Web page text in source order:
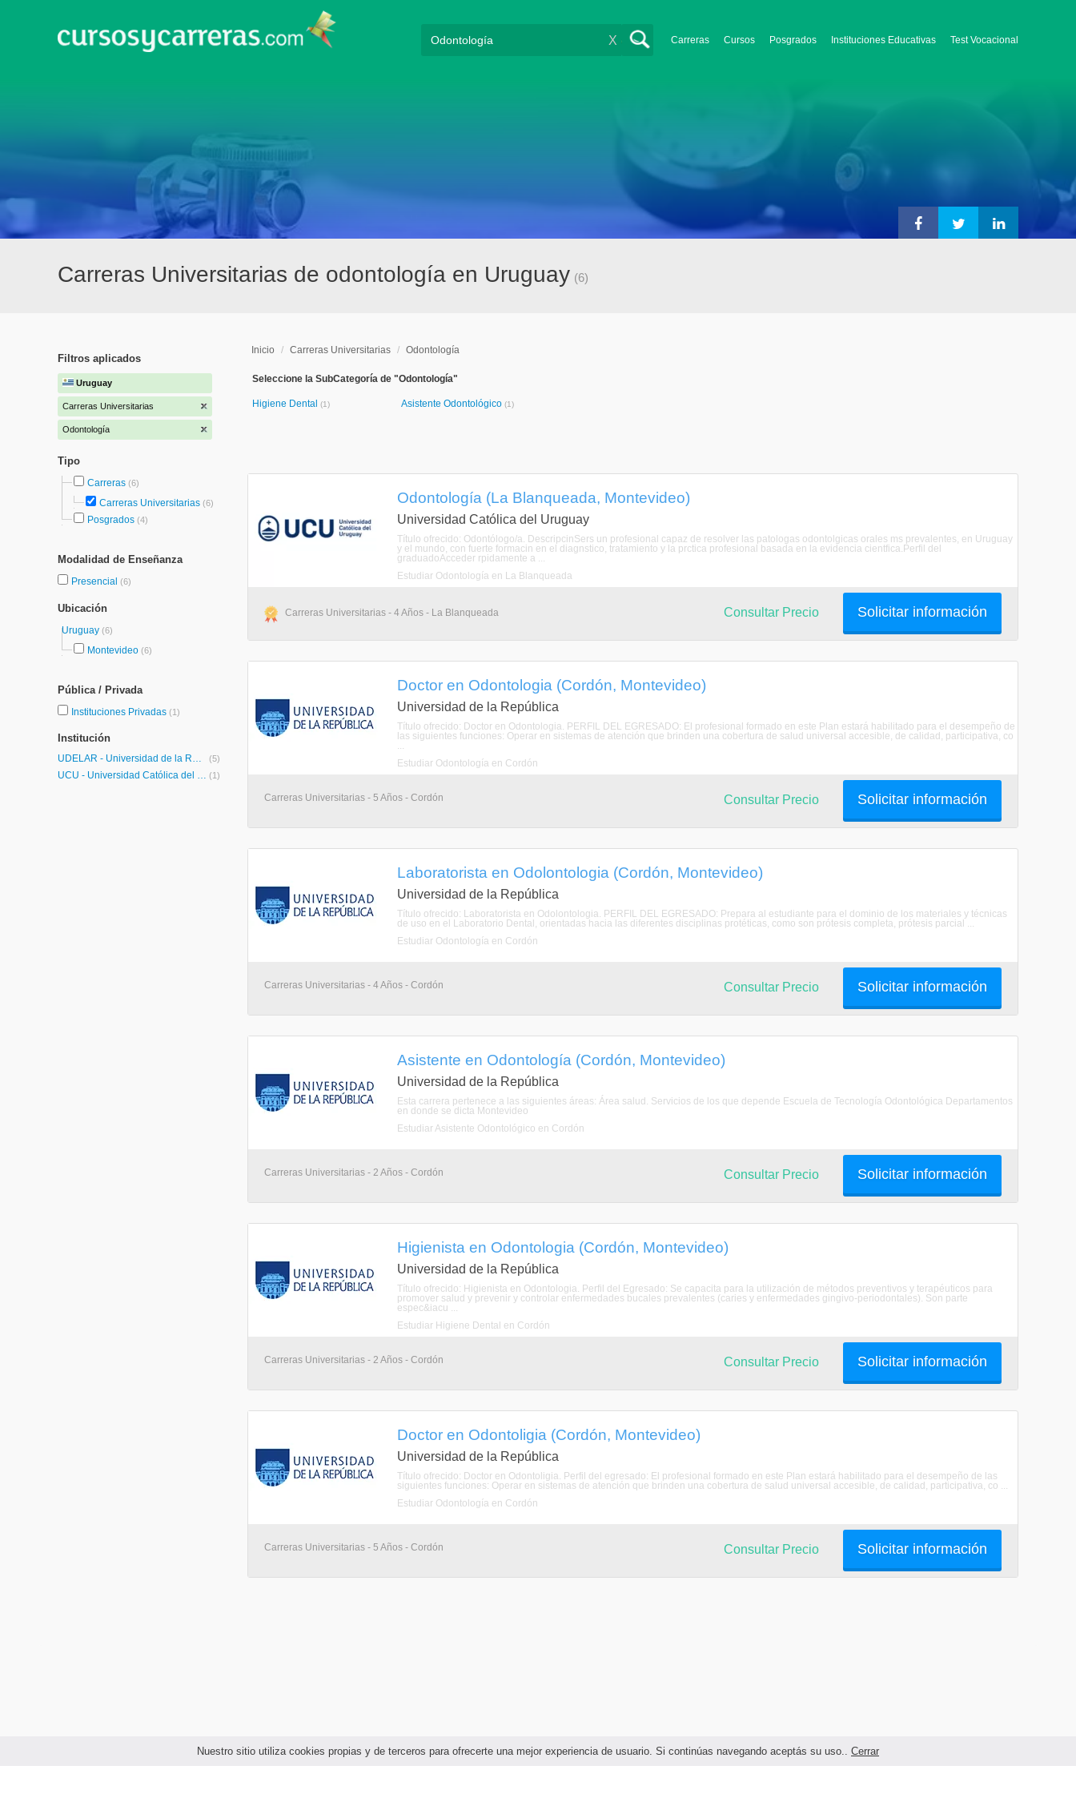
Nuestro sitio utiliza cookies propias y de terceros para ofrecerte una mejor experiencia de usuario. Si continúas navegando aceptás su uso.. Cerrar
Carreras Cursos Posgrados Instituciones Educativas Test Vocacional
X
Carreras Universitarias de odontología en Uruguay (6)
Filtros aplicados
Uruguay
Carreras Universitarias
Odontología
Tipo
Carreras (6)
Carreras Universitarias (6)
Posgrados (4)
Modalidad de Enseñanza
Presencial (6)
Ubicación
Uruguay (6)
Montevideo (6)
Pública / Privada
Instituciones Privadas (1)
Institución
UDELAR - Universidad de la República (5)
UCU - Universidad Católica del Uruguay (1)
Inicio / Carreras Universitarias / Odontología
Seleccione la SubCategoría de "Odontología"
Higiene Dental (1) Asistente Odontológico (1)
Odontología (La Blanqueada, Montevideo)
Universidad Católica del Uruguay
Título ofrecido: Odontólogo/a. DescripcinSers un profesional capaz de resolver las patologas odontolgicas orales ms prevalentes, en Uruguay
y el mundo, con fuerte formacin en el diagnstico, tratamiento y la prctica profesional basada en la evidencia cientfica.Perfil del
graduadoAcceder rpidamente a ...
Estudiar Odontología en La Blanqueada
Carreras Universitarias - 4 Años - La Blanqueada Solicitar información
Consultar Precio
Doctor en Odontologia (Cordón, Montevideo)
Universidad de la República
Título ofrecido: Doctor en Odontologia. PERFIL DEL EGRESADO: El profesional formado en este Plan estará habilitado para el desempeño de
las siguientes funciones: Operar en sistemas de atención que brinden una cobertura de salud universal accesible, de calidad, participativa, co
...
Estudiar Odontología en Cordón
Carreras Universitarias - 5 Años - Cordón Solicitar información
Consultar Precio
Laboratorista en Odolontologia (Cordón, Montevideo)
Universidad de la República
Título ofrecido: Laboratorista en Odolontologia. PERFIL DEL EGRESADO: Prepara al estudiante para el dominio de los materiales y técnicas
de uso en el Laboratorio Dental, orientadas hacia las diferentes disciplinas protéticas, como son prótesis completa, prótesis parcial ...
Estudiar Odontología en Cordón
Carreras Universitarias - 4 Años - Cordón Solicitar información
Consultar Precio
Asistente en Odontología (Cordón, Montevideo)
Universidad de la República
Esta carrera pertenece a las siguientes áreas: Área salud. Servicios de los que depende Escuela de Tecnología Odontológica Departamentos
en donde se dicta Montevideo
Estudiar Asistente Odontológico en Cordón
Carreras Universitarias - 2 Años - Cordón Solicitar información
Consultar Precio
Higienista en Odontologia (Cordón, Montevideo)
Universidad de la República
Título ofrecido: Higienista en Odontologia. Perfil del Egresado: Se capacita para la utilización de métodos preventivos y terapéuticos para
promover salud y prevenir y controlar enfermedades bucales prevalentes (caries y enfermedades gingivo-periodontales). Son parte
espec&iacu ...
Estudiar Higiene Dental en Cordón
Carreras Universitarias - 2 Años - Cordón Solicitar información
Consultar Precio
Doctor en Odontoligia (Cordón, Montevideo)
Universidad de la República
Título ofrecido: Doctor en Odontoligia. Perfil del egresado: El profesional formado en este Plan estará habilitado para el desempeño de las
siguientes funciones: Operar en sistemas de atención que brinden una cobertura de salud universal accesible, de calidad, participativa, co ...
Estudiar Odontología en Cordón
Carreras Universitarias - 5 Años - Cordón Solicitar información
Consultar Precio